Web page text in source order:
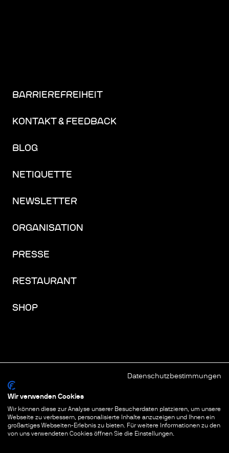
Datenschutzbestimmungen
Wir verwenden Cookies
Wir können diese zur Analyse unserer Besucherdaten platzieren, um unsere
Webseite zu verbessern, personalisierte Inhalte anzuzeigen und Ihnen ein
großartiges Webseiten-Erlebnis zu bieten. Für weitere Informationen zu den
von uns verwendeten Cookies öffnen Sie die Einstellungen.
BARRIEREFREIHEIT
KONTAKT & FEEDBACK
BLOG
NETIQUETTE
NEWSLETTER
ORGANISATION
PRESSE
RESTAURANT
SHOP
LINKEDINTHREADS
IMPRESSUM
DATENSCHUTZ